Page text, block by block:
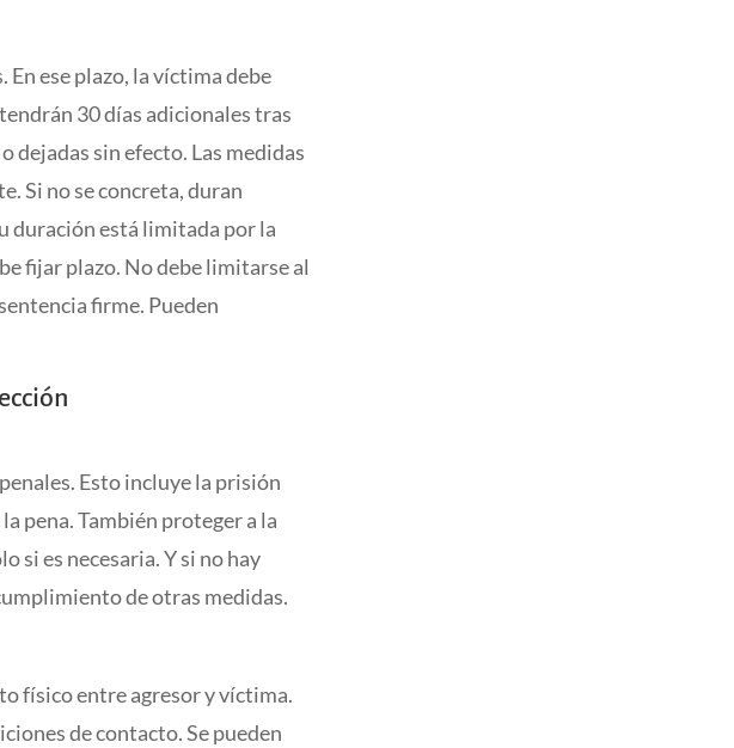
En ese plazo, la víctima debe
30 días adicionales tras
dejadas sin efecto. Las medidas
Si no se concreta, duran
duración está limitada por la
fijar plazo. No debe limitarse al
firme. Pueden
Esto incluye la prisión
pena. También proteger a la
si es necesaria. Y si no hay
de otras medidas.
físico entre agresor y víctima.
de contacto. Se pueden